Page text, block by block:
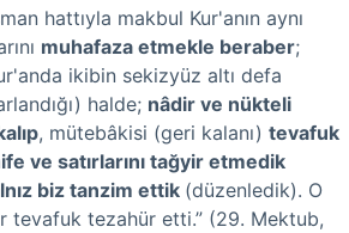
hattıyla makbul Kur'anın aynı
muhafaza etmekle beraber;
ikibin sekizyüz altı defa
halde; nâdir ve nükteli
, mütebâkisi (geri kalanı) tevafuk
ve satırlarını tağyir etmedik
biz tanzim ettik (düzenledik). O
tevafuk tezahür etti.” (29. Mektub,